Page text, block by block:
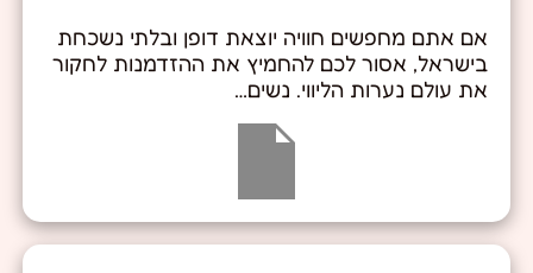
אם אתם מחפשים חוויה יוצאת דופן ובלתי נשכחת
בישראל, אסור לכם להחמיץ את ההזדמנות לחקור
את עולם נערות הליווי. נשים…